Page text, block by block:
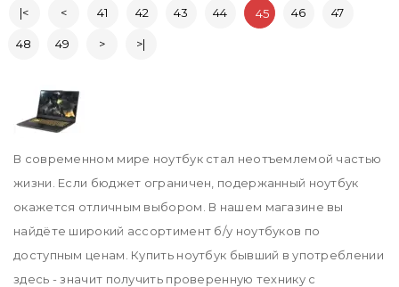
|< < 41 42 43 44 45 46 47
48 49 > >|
В современном мире ноутбук стал неотъемлемой частью
жизни. Если бюджет ограничен, подержанный ноутбук
окажется отличным выбором. В нашем магазине вы
найдёте широкий ассортимент б/у ноутбуков по
доступным ценам. Купить ноутбук бывший в употреблении
здесь - значит получить проверенную технику с